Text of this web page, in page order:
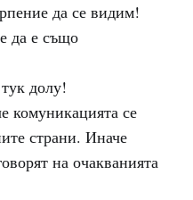
да се видим!
да е също
долу!
комуникацията се
страни. Иначе
на очакванията